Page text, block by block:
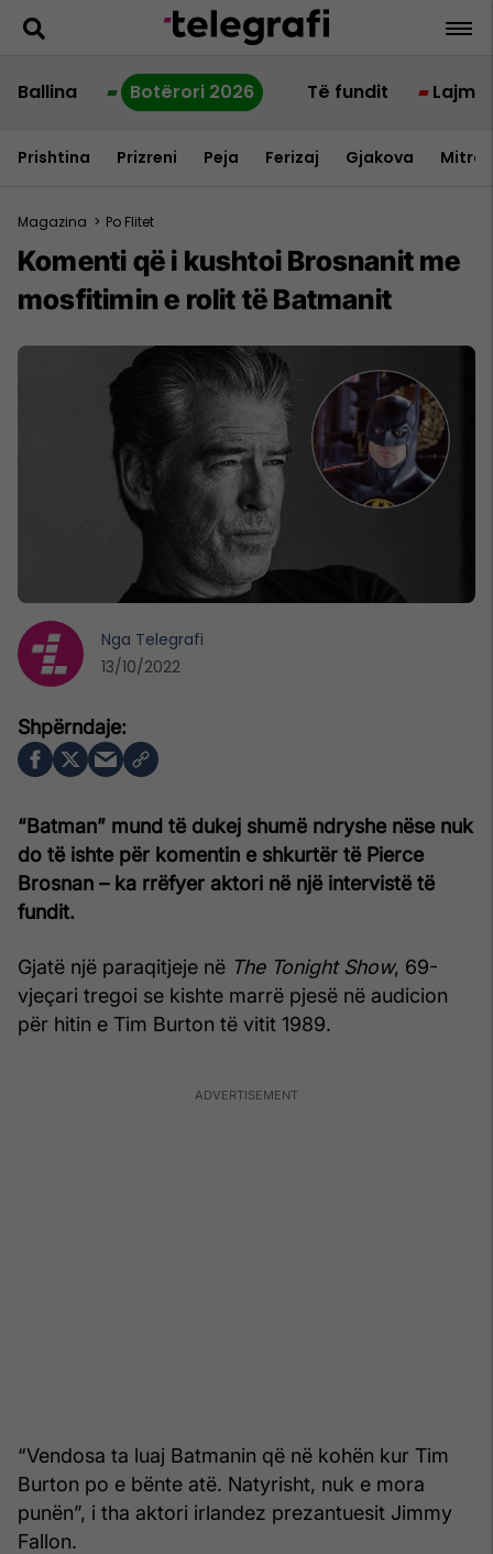
Ballina Botërori 2026 Të fundit Lajme
Prishtina Prizreni Peja Ferizaj Gjakova
Magazina > Po Flitet
Komenti që i kushtoi Brosnanit me
mosfitimin e rolit të Batmanit
“Batman” mund të dukej shumë ndryshe nëse nuk
do të ishte për komentin e shkurtër të Pierce
Brosnan – ka rrëfyer aktori në një intervistë të
fundit.
Gjatë një paraqitjeje në The Tonight Show, 69-
vjeçari tregoi se kishte marrë pjesë në audicion
për hitin e Tim Burton të vitit 1989.
“Vendosa ta luaj Batmanin që në kohën kur Tim
Burton po e bënte atë. Natyrisht, nuk e mora
punën”, i tha aktori irlandez prezantuesit Jimmy
Fallon.
Nga Telegrafi
13/10/2022